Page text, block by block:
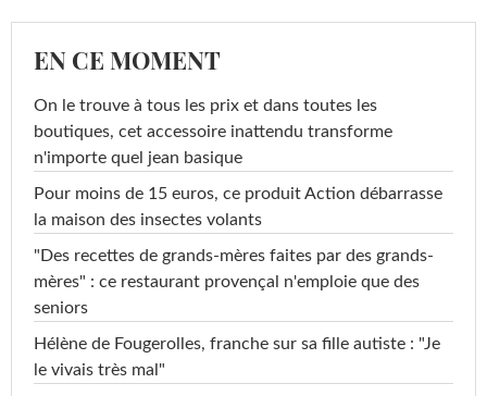
EN CE MOMENT
On le trouve à tous les prix et dans toutes les
boutiques, cet accessoire inattendu transforme
n'importe quel jean basique
Pour moins de 15 euros, ce produit Action débarrasse
la maison des insectes volants
"Des recettes de grands-mères faites par des grands-
mères" : ce restaurant provençal n'emploie que des
seniors
Hélène de Fougerolles, franche sur sa fille autiste : "Je
le vivais très mal"